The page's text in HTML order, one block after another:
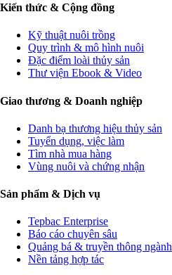
Kiến thức & Cộng đồng
Kỹ thuật nuôi trồng
Quy trình & mô hình nuôi
Đặc điểm loài thủy sản
Thư viện Ebook & Video
Giao thương & Doanh nghiệp
Danh bạ thương hiệu thủy sản
Tuyển dụng, việc làm
Tìm nhà mua hàng
Vùng nuôi và chứng nhận
Sản phẩm & Dịch vụ
Tepbac Enterprise
Báo cáo chuyên sâu
Quảng bá & truyền thông ngành
Nền tảng hợp tác